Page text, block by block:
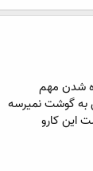
خدایی برنده شدن مهم
گوشت نمیرسه
کارو